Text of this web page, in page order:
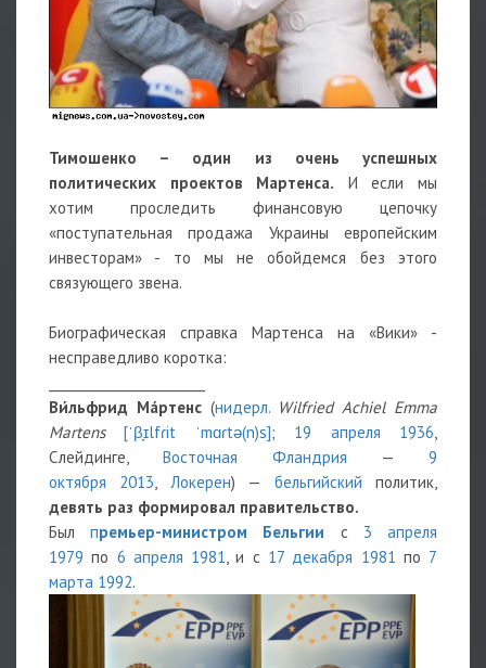
Тимошенко – один из очень успешных
политических проектов Мартенса. И если мы
хотим проследить финансовую цепочку
«поступательная продажа Украины европейским
инвесторам» - то мы не обойдемся без этого
связующего звена.
Биографическая справка Мартенса на «Вики» -
несправедливо коротка:
Ви́льфрид Ма́ртенс(нидерл. Wilfried Achiel Emma
Martens
[ˈβ̞ɪlfɾit ˈmɑɾtə(n)s]; 19 апреля 1936,
Слейдинге, Восточная Фландрия — 9
октября
2013, Локерен) — бельгийский политик,
девять раз формировал правительство.
Былпремьер-министром Бельгии с 3 апреля
1979 по 6 апреля 1981, и с 17 декабря 1981 по 7
марта 1992.